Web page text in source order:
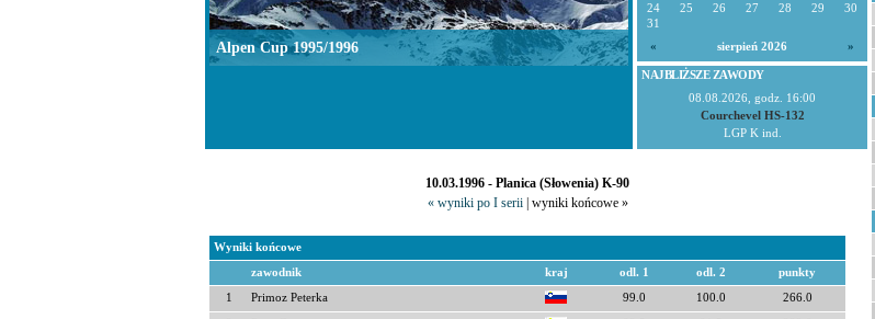
24
25 26 27 28 29
30
31
«
sierpień 2026 »
NAJBLIŻSZE ZAWODY
08.08.2026, godz. 16:00
Courchevel HS-132
LGP K ind.
10.03.1996 - Planica (Słowenia) K-90
« wyniki po I serii| wyniki końcowe »
Wyniki końcowe
zawodnik kraj odl. 1 odl. 2 punkty
1 Primoz Peterka 99.0 100.0 266.0
Alpen Cup 1995/1996